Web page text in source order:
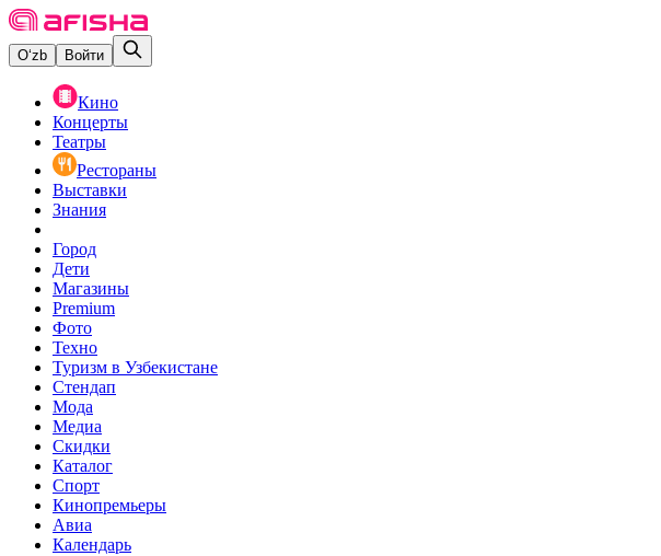
O‘zb Войти
Кино
Концерты
Театры
Рестораны
Выставки
Знания
Город
Дети
Магазины
Premium
Фото
Техно
Туризм в Узбекистане
Стендап
Мода
Медиа
Скидки
Каталог
Спорт
Кинопремьеры
Авиа
Календарь